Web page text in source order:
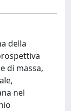
della
di massa,
nel